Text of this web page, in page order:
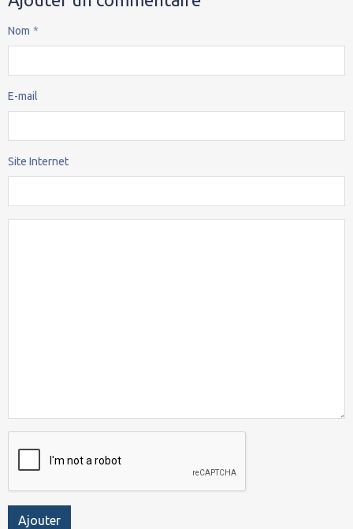
Nom
E-mail
Site Internet
Ajouter